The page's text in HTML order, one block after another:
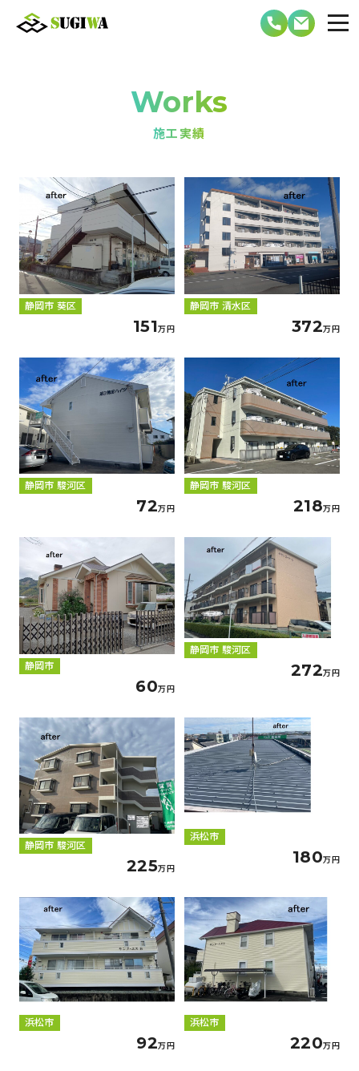
Works
施工実績
静岡市 葵区
151万円
静岡市 清水区
372万円
静岡市 駿河区
72万円
静岡市 駿河区
218万円
静岡市
60万円
静岡市 駿河区
272万円
静岡市 駿河区
225万円
浜松市
180万円
浜松市
92万円
浜松市
220万円